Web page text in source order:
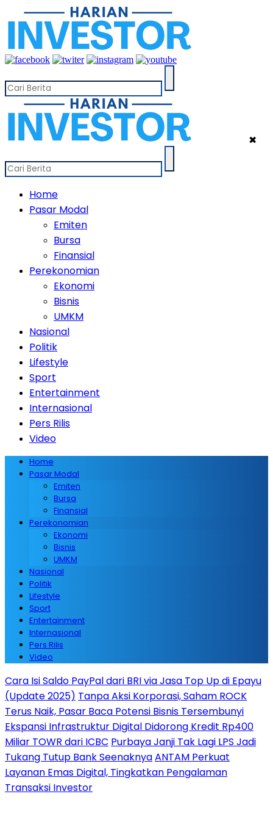
✖
Home
Pasar Modal
Emiten
Bursa
Finansial
Perekonomian
Ekonomi
Bisnis
UMKM
Nasional
Politik
Lifestyle
Sport
Entertainment
Internasional
Pers Rilis
Video
Home
Pasar Modal
Emiten
Bursa
Finansial
Perekonomian
Ekonomi
Bisnis
UMKM
Nasional
Politik
Lifestyle
Sport
Entertainment
Internasional
Pers Rilis
Video
Cara Isi Saldo PayPal dari BRI via Jasa Top Up di Epayu
(Update 2025) Tanpa Aksi Korporasi, Saham ROCK
Terus Naik, Pasar Baca Potensi Bisnis Tersembunyi
Ekspansi Infrastruktur Digital Didorong Kredit Rp400
Miliar TOWR dari ICBC Purbaya Janji Tak Lagi LPS Jadi
Tukang Tutup Bank SeenaknyaANTAM Perkuat
Layanan Emas Digital, Tingkatkan Pengalaman
Transaksi Investor